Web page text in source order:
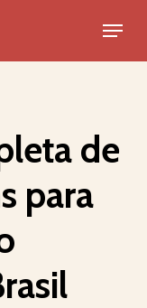
Menu
de
para